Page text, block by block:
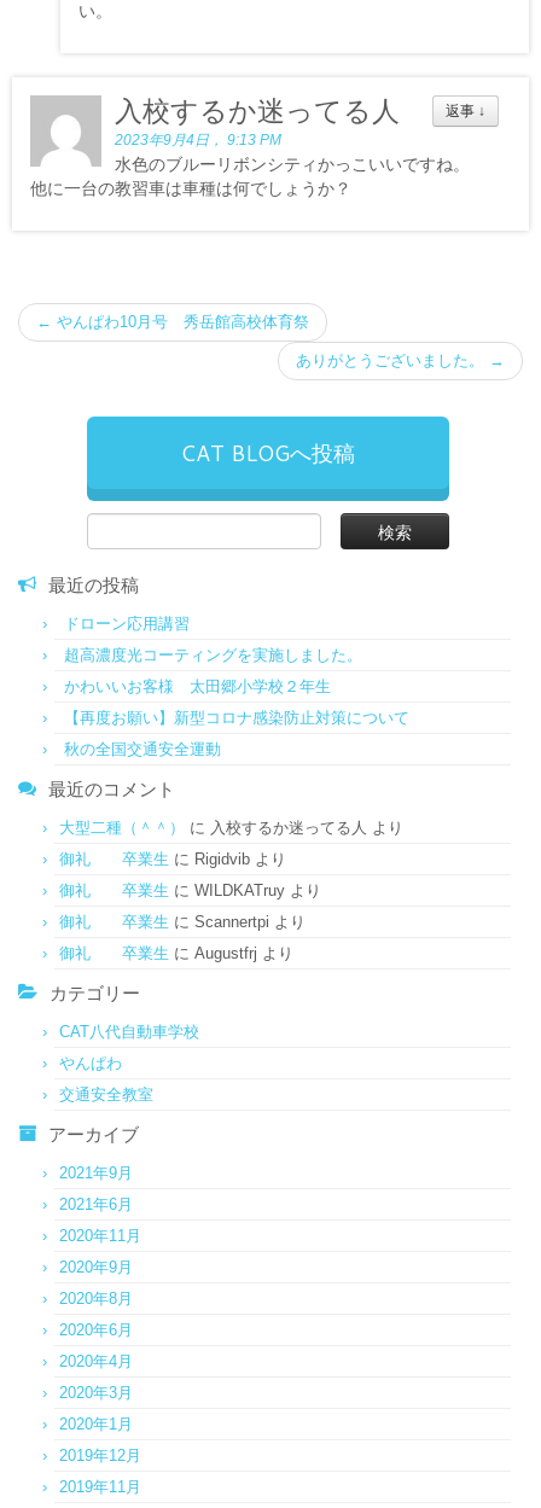
い。
返事 ↓
入校するか迷ってる人
2023年9月4日， 9:13 PM
水色のブルーリボンシティかっこいいですね。
他に一台の教習車は車種は何でしょうか？
← やんぱわ10月号 秀岳館高校体育祭
ありがとうございました。 →
CAT BLOGへ投稿
索:
最近の投稿
ドローン応用講習
超高濃度光コーティングを実施しました。
かわいいお客様 太田郷小学校２年生
【再度お願い】新型コロナ感染防止対策について
秋の全国交通安全運動
最近のコメント
大型二種（＾＾） に 入校するか迷ってる人 より
御礼 卒業生 に Rigidvib より
御礼 卒業生 に WILDKATruy より
御礼 卒業生 に Scannertpi より
御礼 卒業生 に Augustfrj より
カテゴリー
CAT八代自動車学校
やんぱわ
交通安全教室
アーカイブ
2021年9月
2021年6月
2020年11月
2020年9月
2020年8月
2020年6月
2020年4月
2020年3月
2020年1月
2019年12月
2019年11月